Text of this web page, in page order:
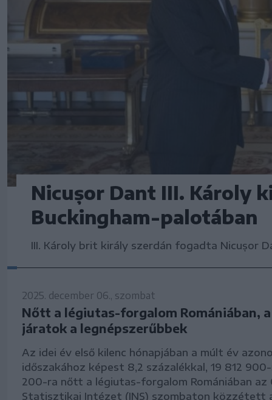
Nicușor Dant III. Károly
Buckingham-palotában
III. Károly brit király szerdán fogadta Nicușor
2025. december 06., szombat
Nőtt a légiutas-forgalom Romániában,
járatok a legnépszerűbbek
Az idei év első kilenc hónapjában a múlt év
időszakához képest 8,2 százalékkal, 19 812
200-ra nőtt a légiutas-forgalom Romániában az
Statisztikai Intézet (INS) szombaton közzétett